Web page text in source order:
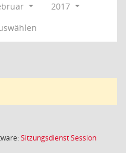
2017
SitzungsdienstSession(Wird in